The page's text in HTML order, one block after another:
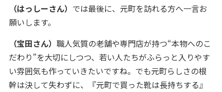
（はっしーさん） では最後に、元町を訪れる方へ一言お
願いします。
（宝田さん） 職人気質の老舗や専門店が持つ“本物へのこ
だわり”を大切にしつつ、若い人たちがふらっと入りやす
い雰囲気も作っていきたいですね。でも元町らしさの根
幹は決して失わずに、『元町で買った靴は長持ちする』